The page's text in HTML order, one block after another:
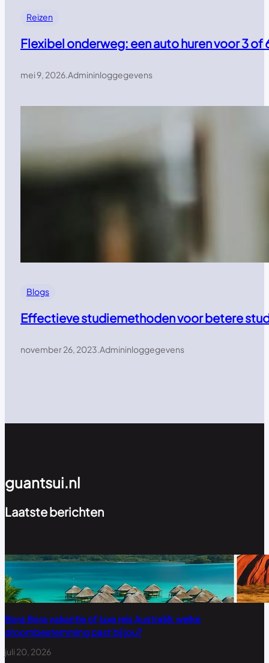
Reizen
Flexibel onderweg: een auto huren voor 3 of
mei 9, 2026.Admininloggegevens
Blogs
Effectieve studiemethoden voor betere
november 26, 2023.Admininloggegevens
guantsui.nl
Laatste berichten
Bora Bora vakantie of luxe reis Australië: welke
droombestemming past bij jou?
juli 20, 2026